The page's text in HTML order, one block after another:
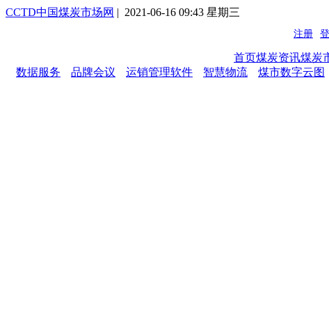
CCTD中国煤炭市场网 | 2021-06-16 09:43 星期三
首页煤炭资讯煤炭
数据服务
品牌会议 运销管理软件 智慧物流 煤市数字云图